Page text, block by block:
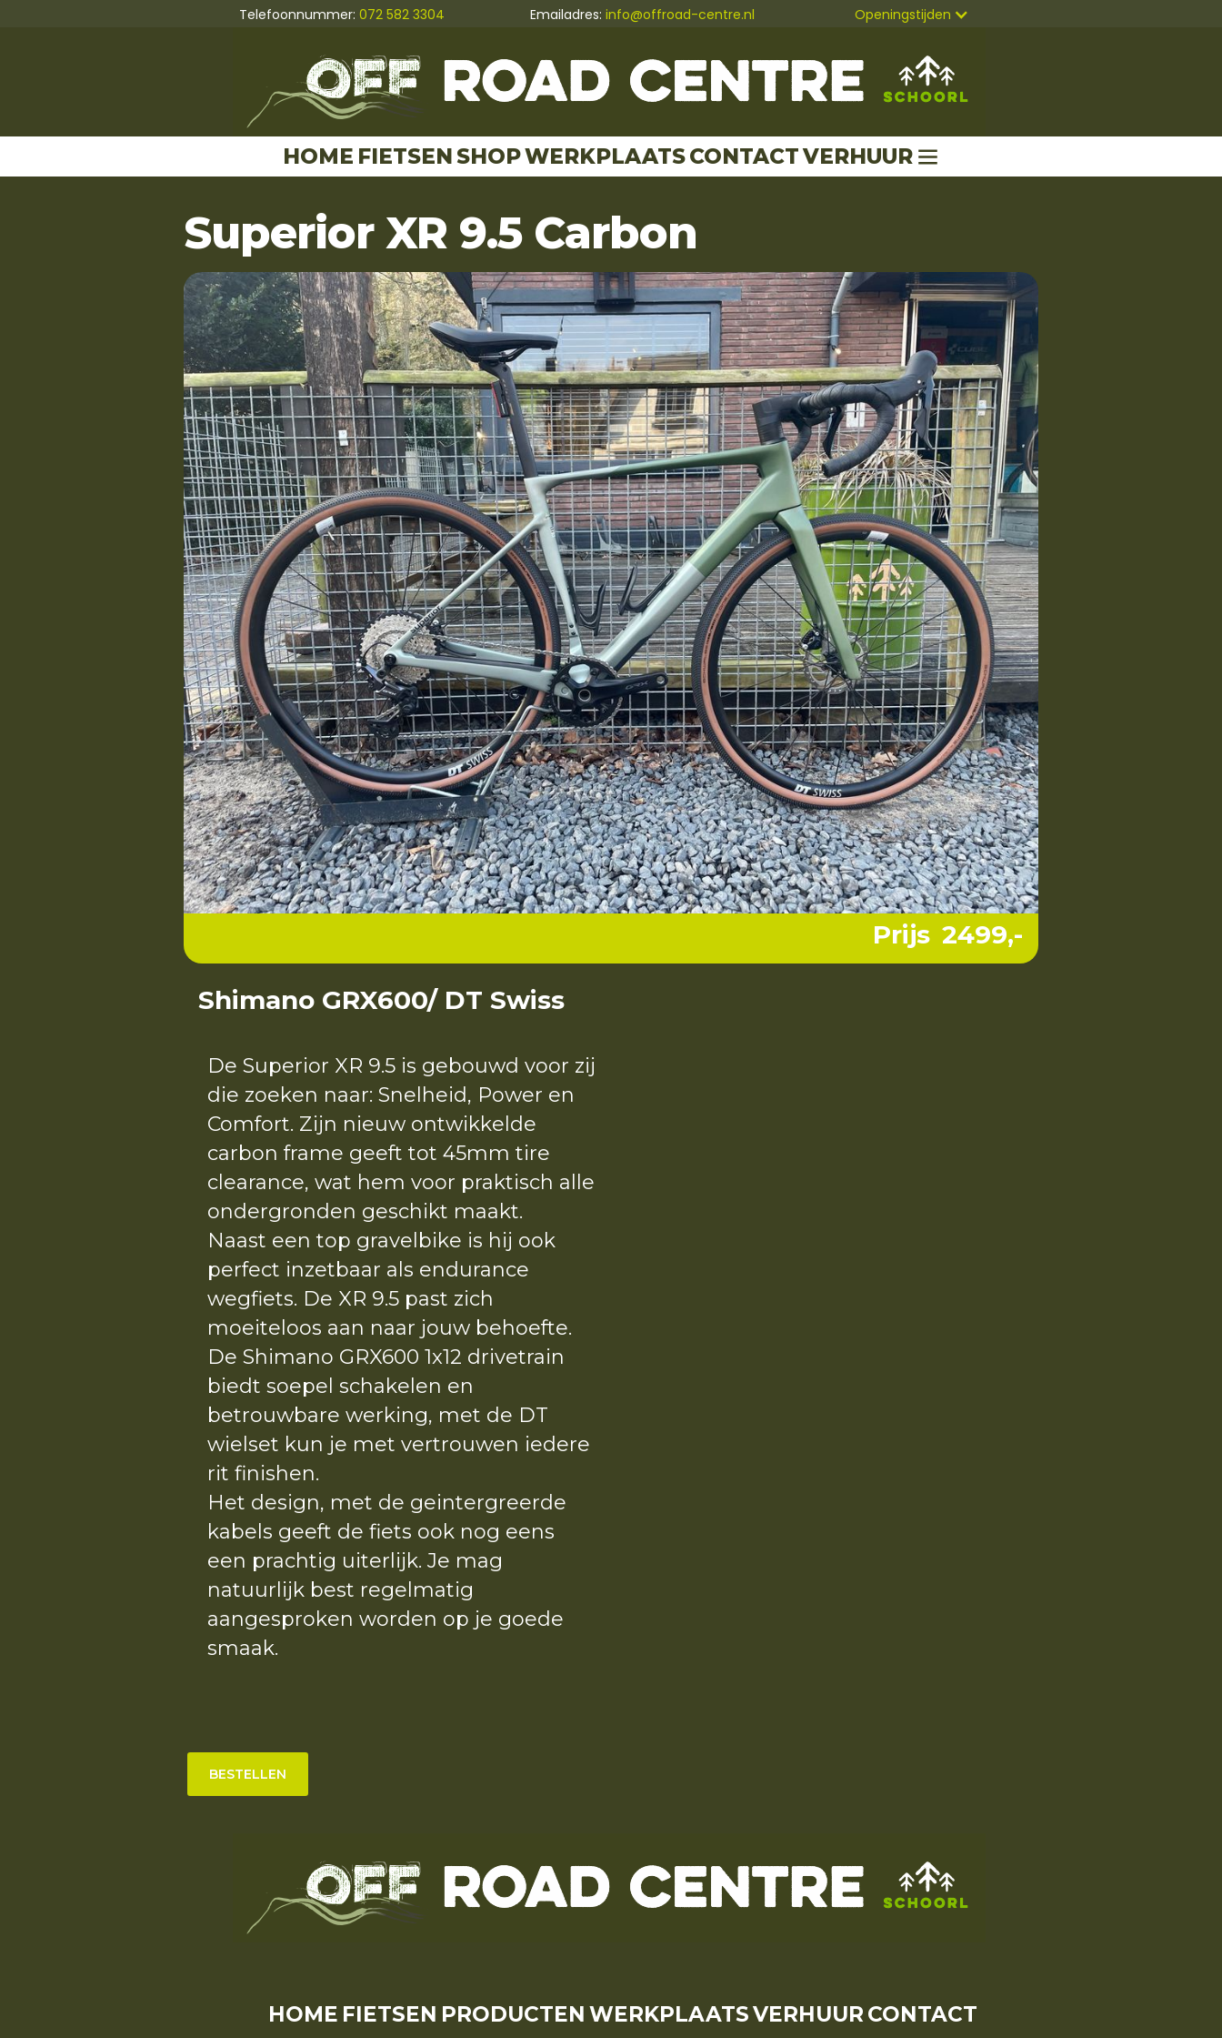
Telefoonnummer: 072 582 3304 Emailadres: info@offroad-centre.nl Openingstijden
HOME FIETSEN SHOPWERKPLAATSCONTACTVERHUUR
Superior XR 9.5 Carbon
,-
2499
Prijs
Shimano GRX600/ DT Swiss
De Superior XR 9.5 is gebouwd voor zij
die zoeken naar: Snelheid, Power en
Comfort. Zijn nieuw ontwikkelde
carbon frame geeft tot 45mm tire
clearance, wat hem voor praktisch alle
ondergronden geschikt maakt.
Naast een top gravelbike is hij ook
perfect inzetbaar als endurance
wegfiets. De XR 9.5 past zich
moeiteloos aan naar jouw behoefte.
De Shimano GRX600 1x12 drivetrain
biedt soepel schakelen en
betrouwbare werking, met de DT
wielset kun je met vertrouwen iedere
rit finishen.
Het design, met de geintergreerde
kabels geeft de fiets ook nog eens
een prachtig uiterlijk. Je mag
natuurlijk best regelmatig
aangesproken worden op je goede
smaak.
BESTELLEN
HOME FIETSEN PRODUCTEN WERKPLAATSVERHUUR CONTACT